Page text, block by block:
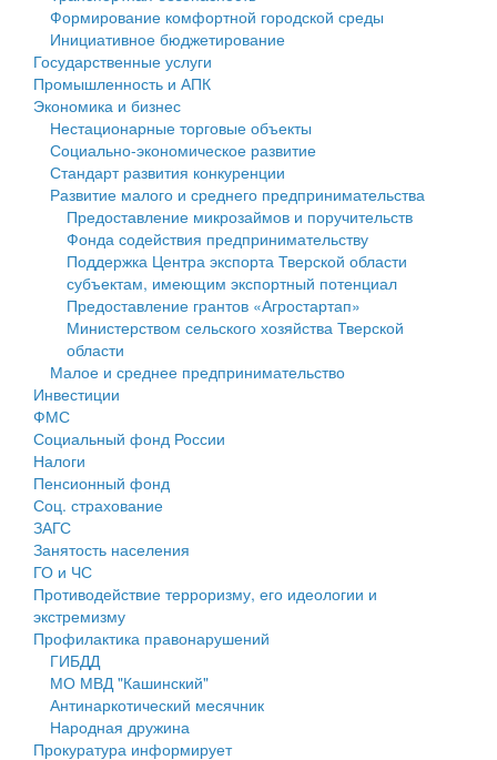
Государственные услуги
Промышленность и АПК
Экономика и бизнес
Символика
Устав
Гостям округа
Туризм
Культура
Образование
Здравоохранение
Социальная защита
Фотоальбом
муниципального округа Тверской области
Администрация Кашинского муниципального округа
Тверской области
Управление сельскими территориями
Открытые данные
Работа с обращениями граждан
Муниципальный контроль
Муниципальные услуги
Проекты административных регламентов
Антимонопольный комплаенс
Противодействие коррупции
Финансовое управление
Бюджет для граждан
Имущество
Выявление правообладателей ранее учтенных
объектов недвижимости
Имущественная поддержка субъектов малого и
среднего предпринимательства
Информационная поддержка субъектов малого и
среднего предпринимательства
Муниципальные программы
Контрольно-счетная палата
Персональные данные
Оценка регулирующего воздействия
Деятельность МУ
Нормативы градостроительного проектирования
Правила землепользования и застройки
Генеральные планы
Формирование комфортной городской среды
Инициативное бюджетирование
Государственные услуги
Промышленность и АПК
Экономика и бизнес
Нестационарные торговые объекты
Социально-экономическое развитие
Стандарт развития конкуренции
Развитие малого и среднего предпринимательства
Предоставление микрозаймов и поручительств
Фонда содействия предпринимательству
Поддержка Центра экспорта Тверской области
субъектам, имеющим экспортный потенциал
Предоставление грантов «Агростартап»
Министерством сельского хозяйства Тверской
области
Малое и среднее предпринимательство
Инвестиции
ФМС
Социальный фонд России
Налоги
Пенсионный фонд
Соц. страхование
ЗАГС
Занятость населения
ГО и ЧС
Противодействие терроризму, его идеологии и
экстремизму
Профилактика правонарушений
ГИБДД
МО МВД "Кашинский"
Антинаркотический месячник
Народная дружина
Прокуратура информирует